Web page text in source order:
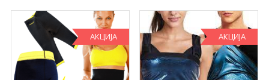
АКЦИЈА АКЦИЈА